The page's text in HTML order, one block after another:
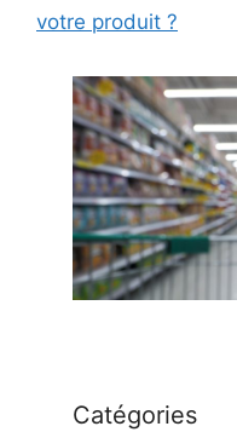
votre produit ?
Catégories